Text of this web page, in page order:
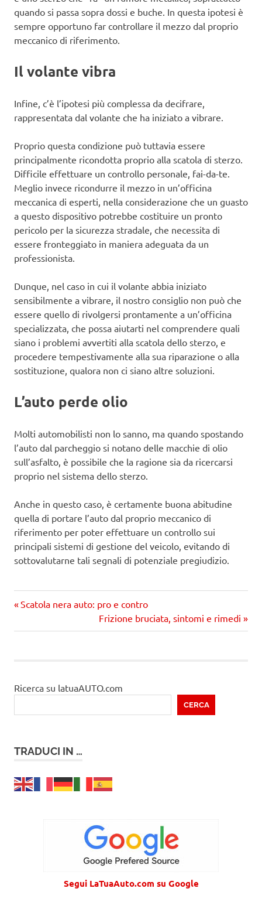
quando si passa sopra dossi e buche. In questa ipotesi è
sempre opportuno far controllare il mezzo dal proprio
meccanico di riferimento.
Il volante vibra
Infine, c’è l’ipotesi più complessa da decifrare,
rappresentata dal volante che ha iniziato a vibrare.
Proprio questa condizione può tuttavia essere
principalmente ricondotta proprio alla scatola di sterzo.
Difficile effettuare un controllo personale, fai-da-te.
Meglio invece ricondurre il mezzo in un’officina
meccanica di esperti, nella considerazione che un guasto
a questo dispositivo potrebbe costituire un pronto
pericolo per la sicurezza stradale, che necessita di
essere fronteggiato in maniera adeguata da un
professionista.
Dunque, nel caso in cui il volante abbia iniziato
sensibilmente a vibrare, il nostro consiglio non può che
essere quello di rivolgersi prontamente a un’officina
specializzata, che possa aiutarti nel comprendere quali
siano i problemi avvertiti alla scatola dello sterzo, e
procedere tempestivamente alla sua riparazione o alla
sostituzione, qualora non ci siano altre soluzioni.
L’auto perde olio
Molti automobilisti non lo sanno, ma quando spostando
l’auto dal parcheggio si notano delle macchie di olio
sull’asfalto, è possibile che la ragione sia da ricercarsi
proprio nel sistema dello sterzo.
Anche in questo caso, è certamente buona abitudine
quella di portare l’auto dal proprio meccanico di
riferimento per poter effettuare un controllo sui
principali sistemi di gestione del veicolo, evitando di
sottovalutarne tali segnali di potenziale pregiudizio.
Navigazione
articoli
Precedente
Scatola nera auto: pro e contro
Prossimo
articolo
Frizione bruciata, sintomi e rimedi
Ricerca su latuaAUTO.com
CERCA
TRADUCI IN …
Segui LaTuaAuto.com su Google